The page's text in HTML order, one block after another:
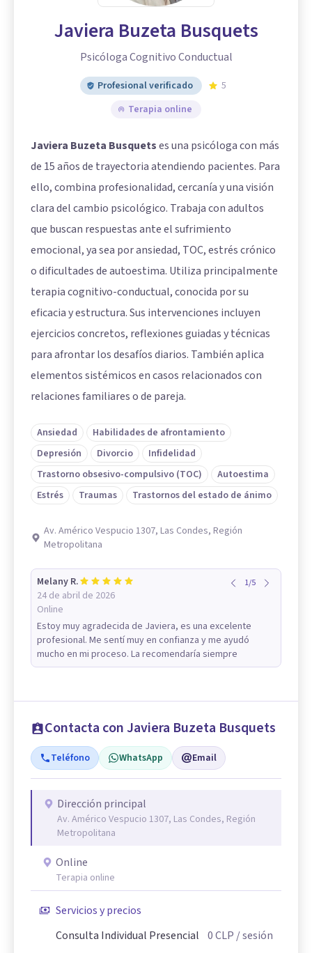
Javiera Buzeta Busquets
Psicóloga Cognitivo Conductual
Profesional verificado
5
Terapia online
Javiera Buzeta Busquetses una psicóloga con más
de 15 años de trayectoria atendiendo pacientes. Para
ello, combina profesionalidad, cercanía y una visión
clara del cambio psicológico. Trabaja con adultos
que buscan respuestas ante el sufrimiento
emocional, ya sea por ansiedad, TOC, estrés crónico
o dificultades de autoestima. Utiliza principalmente
terapia cognitivo-conductual, conocida por su
eficacia y estructura. Sus intervenciones incluyen
ejercicios concretos, reflexiones guiadas y técnicas
para afrontar los desafíos diarios. También aplica
elementos sistémicos en casos relacionados con
relaciones familiares o de pareja.
Ansiedad
Habilidades de afrontamiento
Depresión
Divorcio
Infidelidad
Trastorno obsesivo-compulsivo (TOC)
Autoestima
Estrés
Traumas Trastornos del estado de ánimo
Av. Américo Vespucio 1307, Las Condes, Región
Metropolitana
Melany R.
24 de abril de 2026
Online
1/5
Estoy muy agradecida de Javiera, es una excelente
profesional. Me sentí muy en confianza y me ayudó
mucho en mi proceso. La recomendaría siempre
Contacta con Javiera Buzeta Busquets
Teléfono WhatsApp Email
Dirección principal
Av. Américo Vespucio 1307, Las Condes, Región
Metropolitana
Online
Terapia online
Servicios y precios
Consulta Individual Presencial 0CLP / sesión